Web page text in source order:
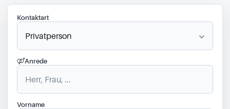
Kontaktart
Anrede
Vorname